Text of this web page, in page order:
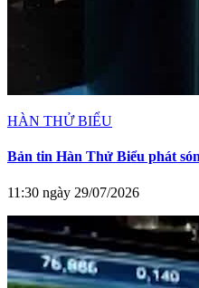
HÀN THỬ BIỂU
Bản tin Hàn Thử Biểu phát
11:30 ngày 29/07/2026